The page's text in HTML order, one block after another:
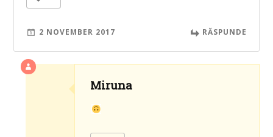
2 NOVEMBER 2017 RĂSPUNDE
Miruna